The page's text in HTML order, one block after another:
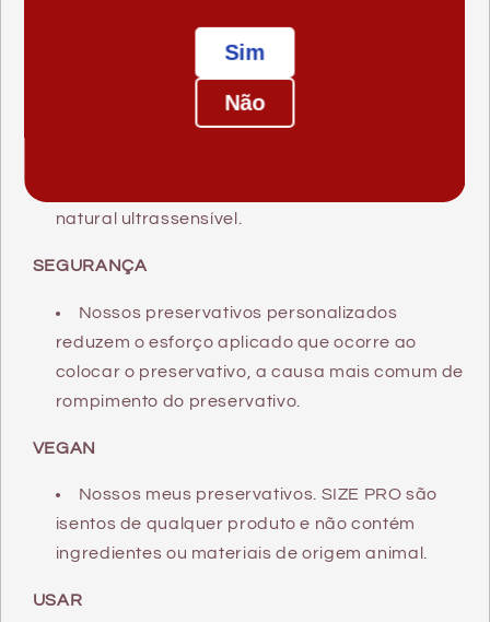
Com uma espessura de parede de apenas
natural ultrassensível.
SEGURANÇA
Nossos preservativos personalizados
reduzem o esforço aplicado que ocorre ao
colocar o preservativo, a causa mais comum de
rompimento do preservativo.
VEGAN
Nossos meus preservativos. SIZE PRO são
isentos de qualquer produto e não contém
ingredientes ou materiais de origem animal.
USAR
Sim
Não